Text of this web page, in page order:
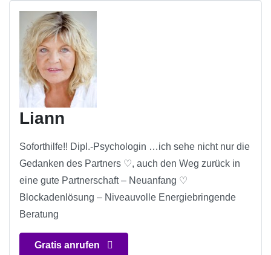
Liann
Soforthilfe!! Dipl.-Psychologin …ich sehe nicht nur die
Gedanken des Partners ♡, auch den Weg zurück in
eine gute Partnerschaft – Neuanfang ♡
Blockadenlösung – Niveauvolle Energiebringende
Beratung
Gratis anrufen